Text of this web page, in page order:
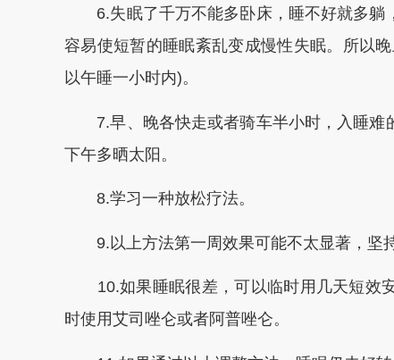
6.失眠了千万不能多卧床，睡不好就多躺
容易使短暂的睡眠紊乱变成慢性失眠。所以
以午睡一小时内)。
7.早、晚各快走或者骑车半小时，入睡难
下午多晒太阳。
8.学习一种放松疗法。
9.以上方法第一周效果可能不太显著，坚持
10.如果睡眠很差，可以临时用几天短效
时使用艾司唑仑或者阿普唑仑。